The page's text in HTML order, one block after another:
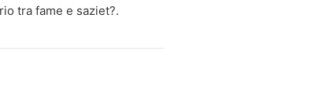
tra fame e saziet?.